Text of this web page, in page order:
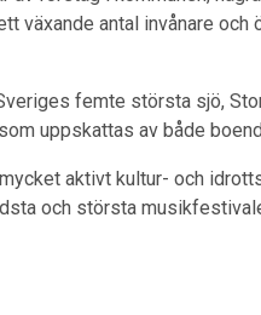
växande antal invånare
femte största sjö,
uppskattas av både
aktivt kultur- och
och största